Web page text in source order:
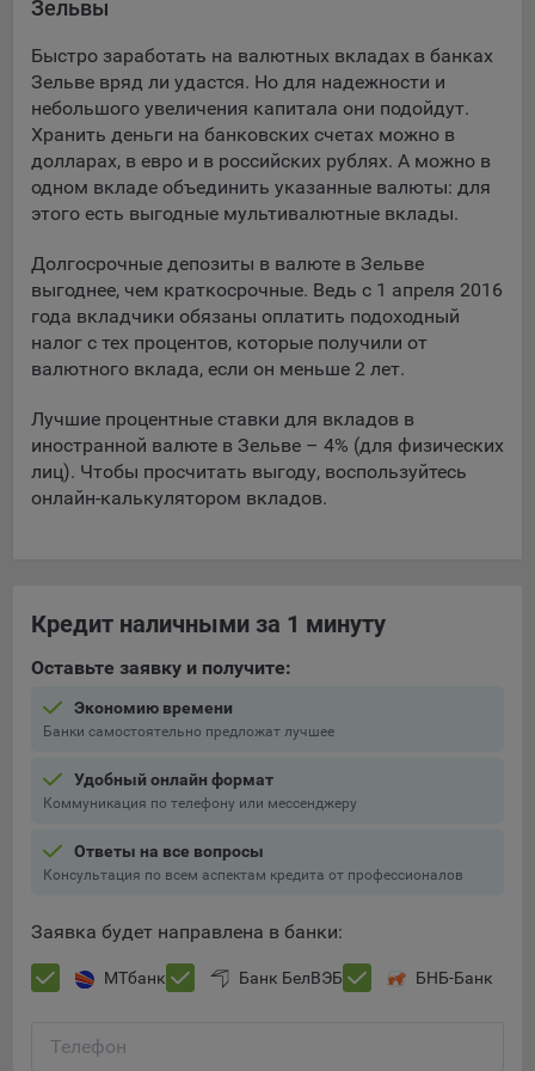
Подобные функции улучшают условия работы
9.3. Файлы cookie предпочтений, например, для настройки
контента. Данные файлы cookie собирают информацию о
выборе пользователя на сайте и его предпочтениях и
позволяют Обществу «запомнить» информацию о
выбранном пользователем городе и других местных
настройках для того, чтобы соответствующим образом
9.4. Аналитические файлы cookie, например
Яндекс.Метрика, Google Analytics. Данные файлы cookie
собирают информацию о том, как пользователь
использовал сайты, и позволяют Обществу вносить в них
улучшения.
Аналитические файлы cookie показывают, какие страницы
сайта Общества посещаются чаще всего, помогают
выявлять трудности, возникающие при использовании
сайта, а также позволяют оценить эффективность
9.5. Файлы cookie, применяемые для определения целевой
аудитории и в рекламных целях, например Яндекс.Метрика,
Технические/Функциональные, хранятся не более года;
Необходимые для функционирования веб-аналитических
платформ «Google Analytics», «Яндекс.Метрика»
передаются третьим лицам, часть из которых хранятся во
время пользования сайтом;
Остальные - не более года.
Отключение аналитических файлов cookie не позволяет
определять предпочтения пользователей сайта, в том числе
меры по совершенствованию работы сайта исходя из
Зельвы
Быстро заработать на валютных вкладах в банках
Зельве вряд ли удастся. Но для надежности и
небольшого увеличения капитала они подойдут.
Хранить деньги на банковских счетах можно в
долларах, в евро и в российских рублях. А можно в
одном вкладе объединить указанные валюты: для
этого есть выгодные мультивалютные вклады.
Долгосрочные депозиты в валюте в Зельве
выгоднее, чем краткосрочные. Ведь с 1 апреля 2016
года вкладчики обязаны оплатить подоходный
налог с тех процентов, которые получили от
валютного вклада, если он меньше 2 лет.
Лучшие процентные ставки для вкладов в
иностранной валюте в Зельве – 4% (для физических
лиц). Чтобы просчитать выгоду, воспользуйтесь
онлайн-калькулятором вкладов.
Кредит наличными за 1 минуту
Оставьте заявку и получите:
Экономию времени
Банки самостоятельно предложат лучшее
Удобный онлайн формат
Коммуникация по телефону или мессенджеру
Ответы на все вопросы
Консультация по всем аспектам кредита от профессионалов
Заявка будет направлена в банки:
МТбанк Банк БелВЭБ БНБ-Банк
Телефон